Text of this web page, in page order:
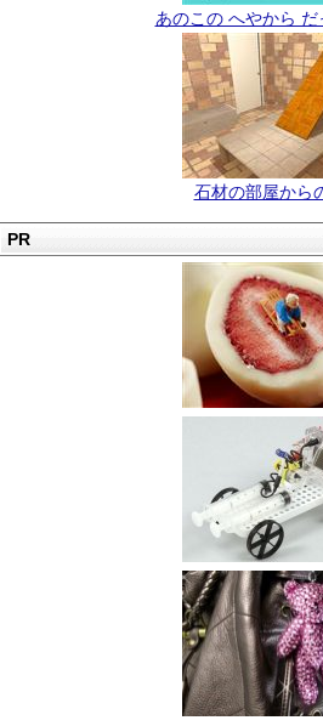
あのこの へやから だ
石材の部屋から
PR